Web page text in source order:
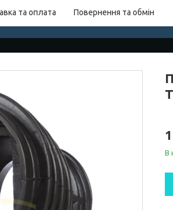
та оплата Повернення та обмін
В